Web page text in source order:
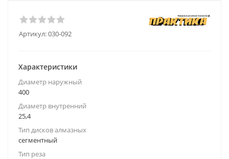
Артикул:030-092
Характеристики
Диаметр наружный
400
Диаметр внутренний
25,4
Тип дисков алмазных
сегментный
Тип реза